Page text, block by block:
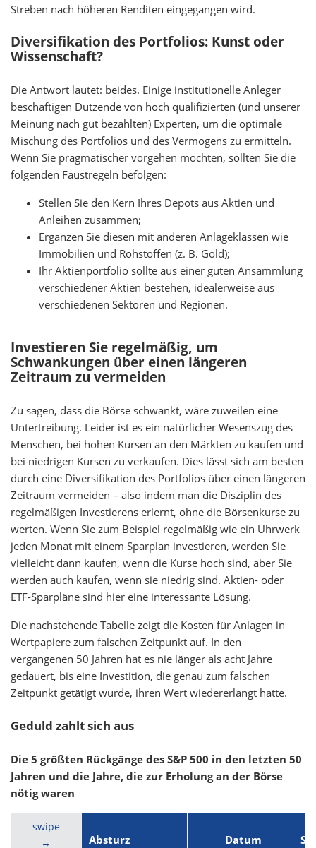
Streben nach höheren Renditen eingegangen wird.
Diversifikation des Portfolios: Kunst oder
Wissenschaft?
Die Antwort lautet: beides. Einige institutionelle Anleger
beschäftigen Dutzende von hoch qualifizierten (und unserer
Meinung nach gut bezahlten) Experten, um die optimale
Mischung des Portfolios und des Vermögens zu ermitteln.
Wenn Sie pragmatischer vorgehen möchten, sollten Sie die
folgenden Faustregeln befolgen:
Stellen Sie den Kern Ihres Depots aus Aktien und
Anleihen zusammen;
Ergänzen Sie diesen mit anderen Anlageklassen wie
Immobilien und Rohstoffen (z. B. Gold);
Ihr Aktienportfolio sollte aus einer guten Ansammlung
verschiedener Aktien bestehen, idealerweise aus
verschiedenen Sektoren und Regionen.
Investieren Sie regelmäßig, um
Schwankungen über einen längeren
Zeitraum zu vermeiden
Zu sagen, dass die Börse schwankt, wäre zuweilen eine
Untertreibung. Leider ist es ein natürlicher Wesenszug des
Menschen, bei hohen Kursen an den Märkten zu kaufen und
bei niedrigen Kursen zu verkaufen. Dies lässt sich am besten
durch eine Diversifikation des Portfolios über einen längeren
Zeitraum vermeiden – also indem man die Disziplin des
regelmäßigen Investierens erlernt, ohne die Börsenkurse zu
werten. Wenn Sie zum Beispiel regelmäßig wie ein Uhrwerk
jeden Monat mit einem Sparplan investieren, werden Sie
vielleicht dann kaufen, wenn die Kurse hoch sind, aber Sie
werden auch kaufen, wenn sie niedrig sind. Aktien- oder
ETF-Sparpläne sind hier eine interessante Lösung.
Die nachstehende Tabelle zeigt die Kosten für Anlagen in
Wertpapiere zum falschen Zeitpunkt auf. In den
vergangenen 50 Jahren hat es nie länger als acht Jahre
gedauert, bis eine Investition, die genau zum falschen
Zeitpunkt getätigt wurde, ihren Wert wiedererlangt hatte.
Geduld zahlt sich aus
Die 5 größten Rückgänge des S&P 500 in den letzten 50
Jahren und die Jahre, die zur Erholung an der Börse
nötig waren
swipe
Absturz Datum